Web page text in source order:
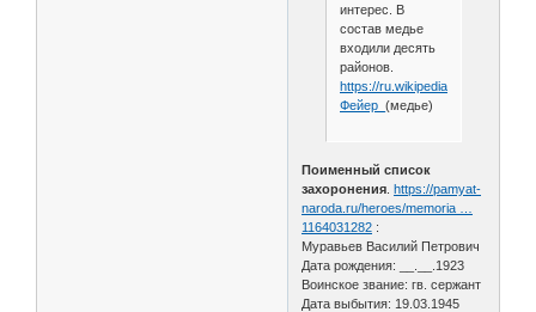
интерес. В
состав медье
входили десять
районов.
https://ru.wikipedia.org/wiki/
Фейер_ (медье)
Поименный список
захоронения .https://pamyat-
naroda.ru/heroes/memoria …
1164031282 :
Муравьев Василий Петрович
Дата рождения: __.__.1923
Воинское звание: гв. сержант
Дата выбытия: 19.03.1945